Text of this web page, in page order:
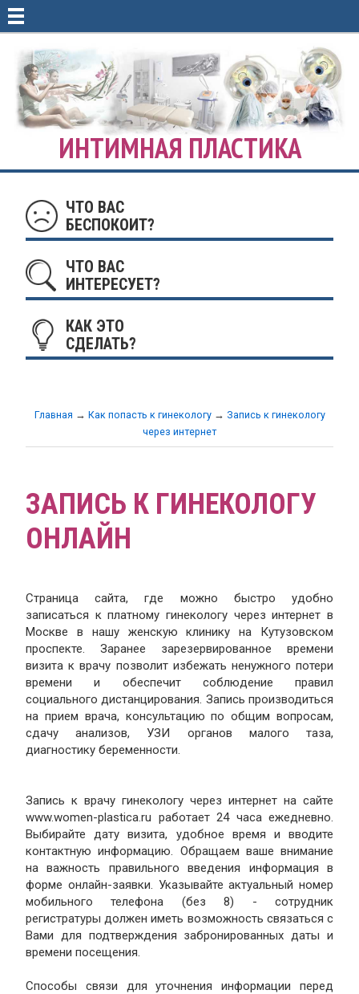
ИНТИМНАЯ ПЛАСТИКА
ЧТО ВАС
БЕСПОКОИТ?
ЧТО ВАС
ИНТЕРЕСУЕТ?
КАК ЭТО
СДЕЛАТЬ?
Главная → Как попасть к гинекологу→ Запись к гинекологу
через интернет
ЗАПИСЬ К ГИНЕКОЛОГУ
ОНЛАЙН
Страница сайта, где можно быстро удобно
записаться к платному гинекологу через интернет в
Москве в нашу женскую клинику на Кутузовском
проспекте. Заранее зарезервированное времени
визита к врачу позволит избежать ненужного потери
времени и обеспечит соблюдение правил
социального дистанцирования. Запись производиться
на прием врача, консультацию по общим вопросам,
сдачу анализов, УЗИ органов малого таза,
диагностику беременности.
Запись к врачу гинекологу через интернет на сайте
www.women-plastica.ru работает 24 часа ежедневно.
Выбирайте дату визита, удобное время и вводите
контактную информацию. Обращаем ваше внимание
на важность правильного введения информация в
форме онлайн-заявки. Указывайте актуальный номер
мобильного телефона (без 8) - сотрудник
регистратуры должен иметь возможность связаться с
Вами для подтверждения забронированных даты и
времени посещения.
Способы связи для уточнения информации перед